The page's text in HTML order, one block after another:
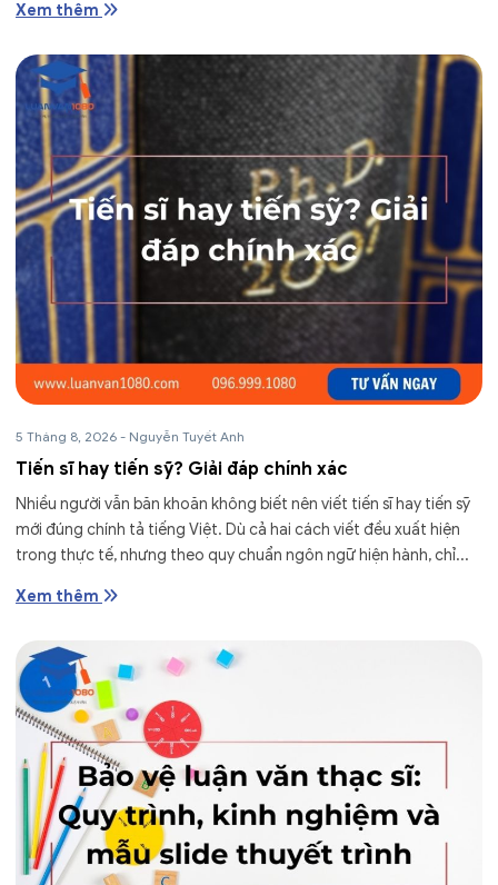
Xem thêm
5 Tháng 8, 2026 - Nguyễn Tuyết Anh
Tiến sĩ hay tiến sỹ? Giải đáp chính xác
Nhiều người vẫn băn khoăn không biết nên viết tiến sĩ hay tiến sỹ
mới đúng chính tả tiếng Việt. Dù cả hai cách viết đều xuất hiện
trong thực tế, nhưng theo quy chuẩn ngôn ngữ hiện hành, chỉ...
Xem thêm